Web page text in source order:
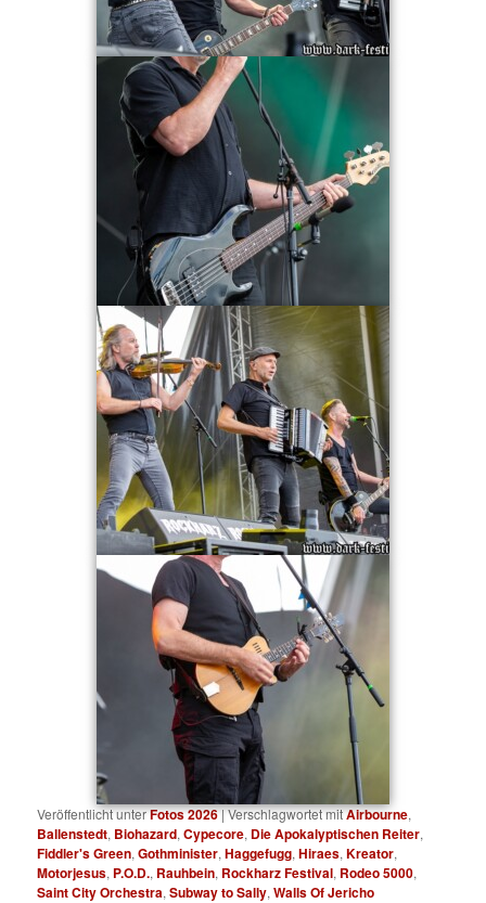
Veröffentlicht unterFotos 2026|Verschlagwortet mitAirbourne,
Ballenstedt, Biohazard,Cypecore, Die Apokalyptischen Reiter,
Fiddler's Green,Gothminister,Haggefugg,Hiraes,Kreator,
Motorjesus, P.O.D., Rauhbein, Rockharz Festival, Rodeo 5000,
Saint City Orchestra,Subway to Sally,Walls Of Jericho